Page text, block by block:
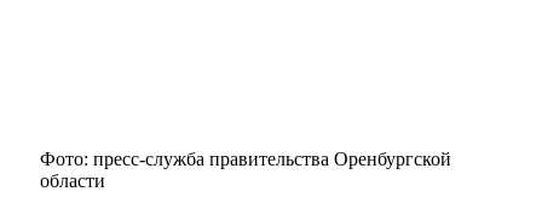
Фото: пресс-служба правительства Оренбургской
области